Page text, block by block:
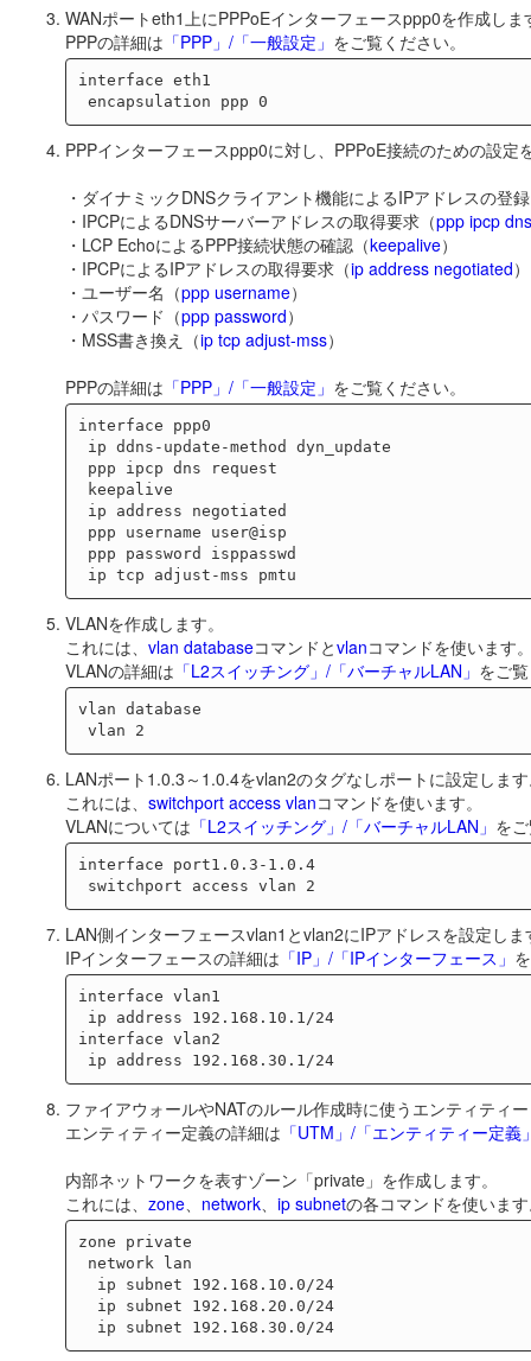
WANポートeth1上にPPPoEインターフェースppp0を作成しま
PPPの詳細は 「PPP」/「一般設定」 をご覧ください。
interface eth1
PPPインターフェースppp0に対し、PPPoE接続のための設定
・ダイナミックDNSクライアント機能によるIPアドレスの登
・IPCPによるDNSサーバーアドレスの取得要求（ppp ipcp dns
・LCP EchoによるPPP接続状態の確認（keepalive）
・IPCPによるIPアドレスの取得要求（ip address negotiated）
・ユーザー名（ppp username）
・パスワード（ppp password）
・MSS書き換え（ip tcp adjust-mss）
PPPの詳細は 「PPP」/「一般設定」 をご覧ください。
interface ppp0
VLANを作成します。
これには、 vlan databaseコマンドとvlanコマンドを使います
VLANの詳細は 「L2スイッチング」/「バーチャルLAN」 をご
vlan database
LANポート1.0.3～1.0.4をvlan2のタグなしポートに設定しま
これには、 switchport access vlanコマンドを使います。
VLANについては 「L2スイッチング」/「バーチャルLAN」 を
interface port1.0.3-1.0.4
LAN側インターフェースvlan1とvlan2にIPアドレスを設定し
IPインターフェースの詳細は 「IP」/「IPインターフェース」
interface vlan1
interface vlan2
ip address 192.168.30.1/24
ファイアウォールやNATのルール作成時に使うエンティティ
エンティティー定義の詳細は 「UTM」/「エンティティー定義
内部ネットワークを表すゾーン「private」を作成します。
これには、 zone network ip subnetの各コマンドを使いま
zone private
  ip subnet 192.168.30.0/24